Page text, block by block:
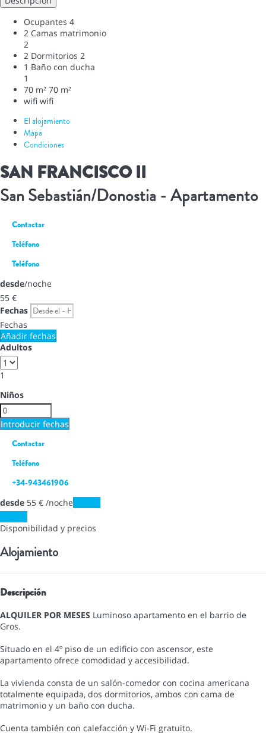
Ocupantes 4
2 Camas matrimonio
2
2 Dormitorios 2
1 Baño con ducha
1
70 m² 70 m²
wifi wifi
El alojamiento
Mapa
Condiciones
SAN FRANCISCO II
San Sebastián/Donostia -Apartamento
Contactar
Teléfono
Teléfono
desde/noche
55 €
Fechas
Fechas
Añadir fechas
Adultos
1
Niños
Introducir fechas
Contactar
Teléfono
+34-943461906
desde 55 € /noche
Disponibilidad y precios
Alojamiento
Descripción
ALQUILER POR MESES Luminoso apartamento en el barrio de
Gros.
Situado en el 4º piso de un edificio con ascensor, este
apartamento ofrece comodidad y accesibilidad.
La vivienda consta de un salón-comedor con cocina americana
totalmente equipada, dos dormitorios, ambos con cama de
matrimonio y un baño con ducha.
Cuenta también con calefacción y Wi-Fi gratuito.